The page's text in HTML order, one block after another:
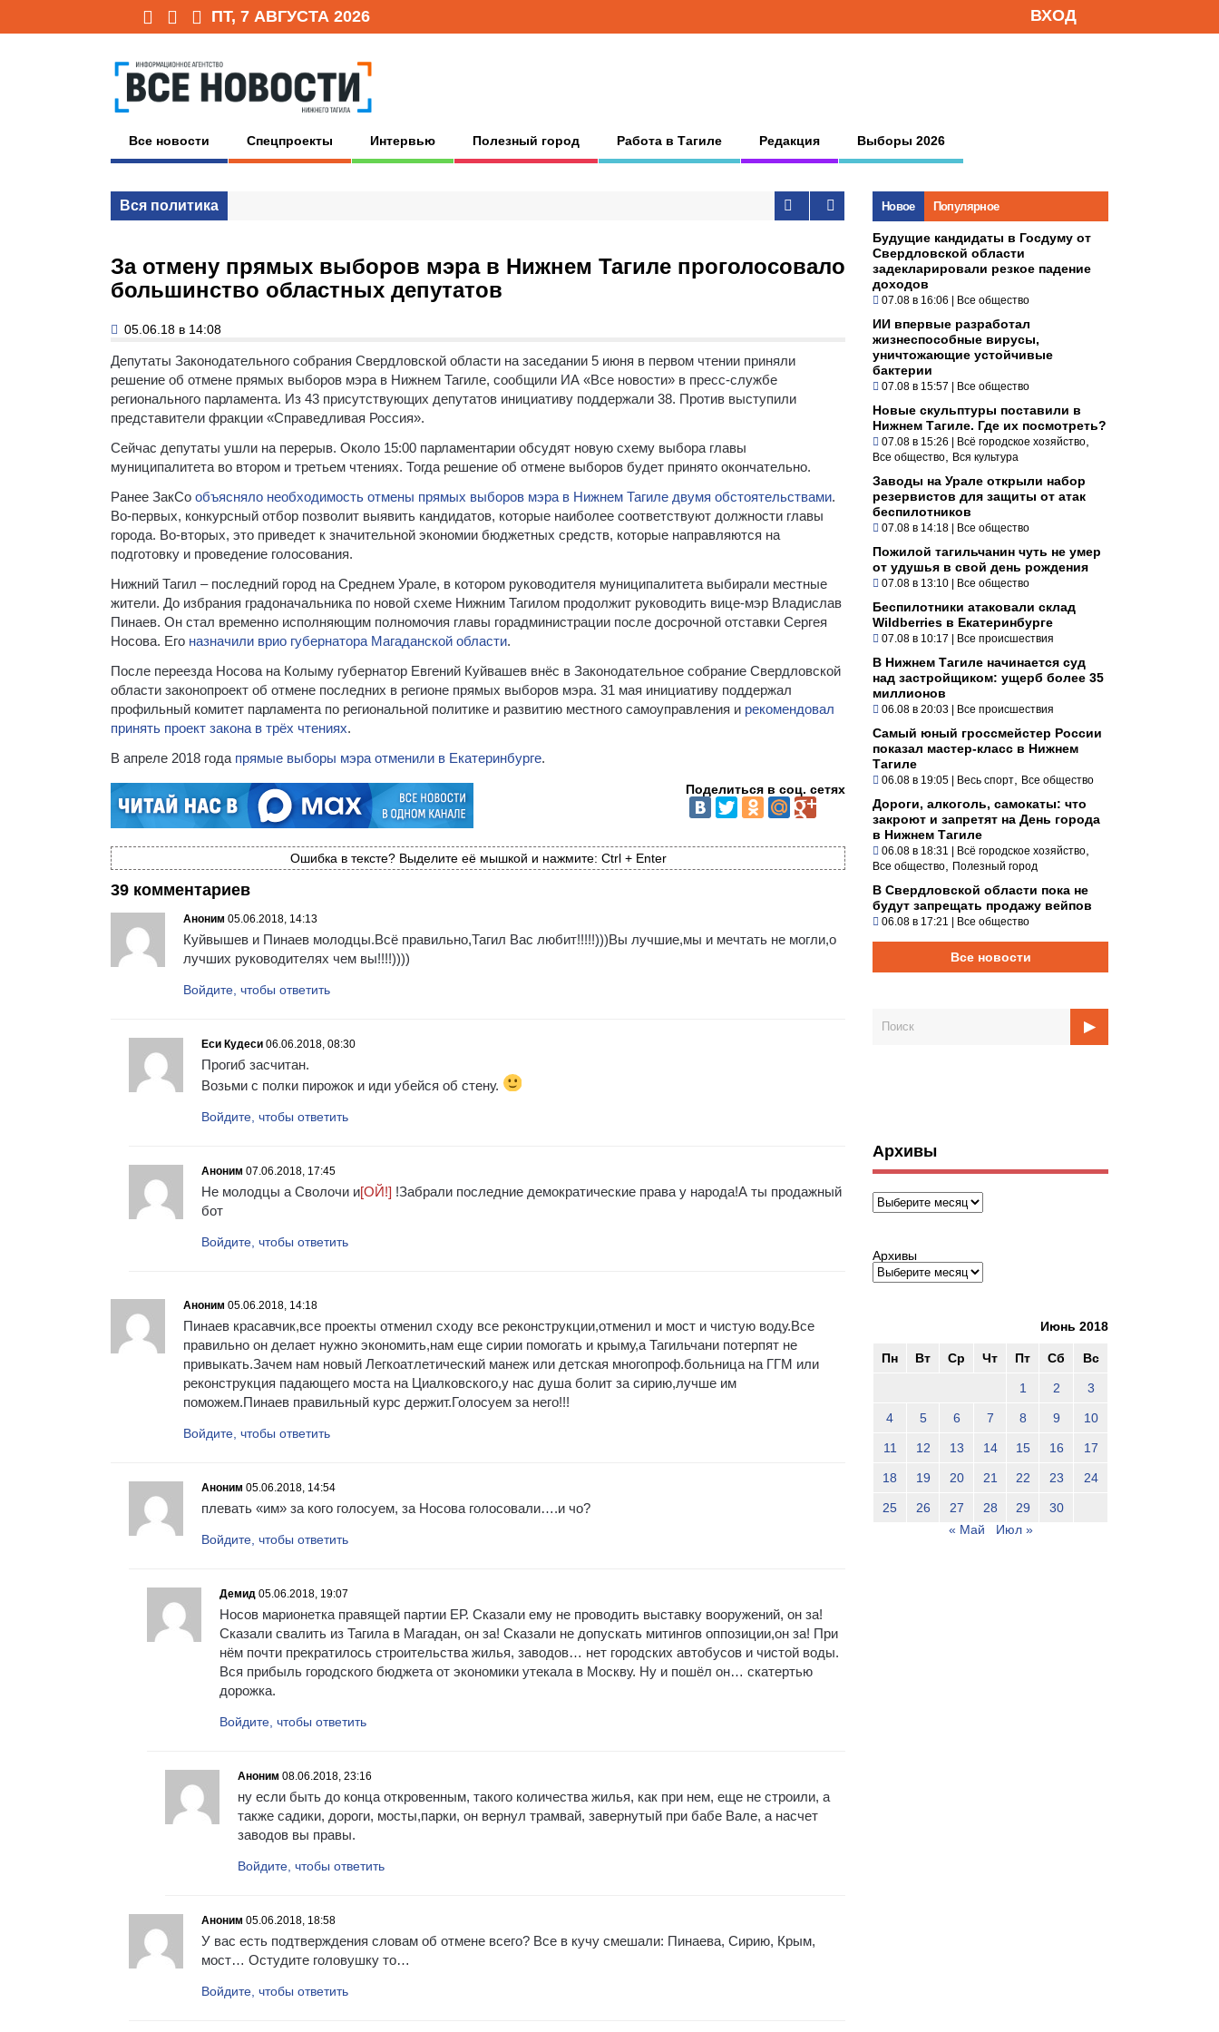
ПТ, 7 АВГУСТА 2026 ВХОД
Все новости Спецпроекты Интервью Полезный город Работа в Тагиле Редакция Выборы 2026
Вся политика
За отмену прямых выборов мэра в Нижнем Тагиле проголосовало
большинство областных депутатов
05.06.18 в 14:08
Депутаты Законодательного собрания Свердловской области на заседании 5 июня в первом чтении приняли
решение об отмене прямых выборов мэра в Нижнем Тагиле, сообщили ИА «Все новости» в пресс-службе
регионального парламента. Из 43 присутствующих депутатов инициативу поддержали 38. Против выступили
представители фракции «Справедливая Россия».
Сейчас депутаты ушли на перерыв. Около 15:00 парламентарии обсудят новую схему выбора главы
муниципалитета во втором и третьем чтениях. Тогда решение об отмене выборов будет принято окончательно.
Ранее ЗакСо объясняло необходимость отмены прямых выборов мэра в Нижнем Тагиле двумя обстоятельствами.
Во-первых, конкурсный отбор позволит выявить кандидатов, которые наиболее соответствуют должности главы
города. Во-вторых, это приведет к значительной экономии бюджетных средств, которые направляются на
подготовку и проведение голосования.
Нижний Тагил – последний город на Среднем Урале, в котором руководителя муниципалитета выбирали местные
жители. До избрания градоначальника по новой схеме Нижним Тагилом продолжит руководить вице-мэр Владислав
Пинаев. Он стал временно исполняющим полномочия главы горадминистрации после досрочной отставки Сергея
Носова. Его назначили врио губернатора Магаданской области.
После переезда Носова на Колыму губернатор Евгений Куйвашев внёс в Законодательное собрание Свердловской
области законопроект об отмене последних в регионе прямых выборов мэра. 31 мая инициативу поддержал
профильный комитет парламента по региональной политике и развитию местного самоуправления и рекомендовал
принять проект закона в трёх чтениях.
В апреле 2018 года прямые выборы мэра отменили в Екатеринбурге.
Поделиться в соц. сетях
Ошибка в тексте? Выделите её мышкой и нажмите: Ctrl + Enter
39 комментариев
Аноним 05.06.2018, 14:13
Куйвышев и Пинаев молодцы.Всё правильно,Тагил Вас любит!!!!!)))Вы лучшие,мы и мечтать не могли,о
лучших руководителях чем вы!!!!))))
Войдите, чтобы ответить
Еси Кудеси 06.06.2018, 08:30
Прогиб засчитан.
Возьми с полки пирожок и иди убейся об стену.
Войдите, чтобы ответить
Аноним 07.06.2018, 17:45
Не молодцы а Сволочи и[ОЙ!] !Забрали последние демократические права у народа!А ты продажный
бот
Войдите, чтобы ответить
Аноним 05.06.2018, 14:18
Пинаев красавчик,все проекты отменил сходу все реконструкции,отменил и мост и чистую воду.Все
правильно он делает нужно экономить,нам еще сирии помогать и крыму,а Тагильчани потерпят не
привыкать.Зачем нам новый Легкоатлетический манеж или детская многопроф.больница на ГГМ или
реконструкция падающего моста на Циалковского,у нас душа болит за сирию,лучше им
поможем.Пинаев правильный курс держит.Голосуем за него!!!
Войдите, чтобы ответить
Аноним 05.06.2018, 14:54
плевать «им» за кого голосуем, за Носова голосовали….и чо?
Войдите, чтобы ответить
Демид 05.06.2018, 19:07
Носов марионетка правящей партии ЕР. Сказали ему не проводить выставку вооружений, он за!
Сказали свалить из Тагила в Магадан, он за! Сказали не допускать митингов оппозиции,он за! При
нём почти прекратилось строительства жилья, заводов… нет городских автобусов и чистой воды.
Вся прибыль городского бюджета от экономики утекала в Москву. Ну и пошёл он… скатертью
дорожка.
Войдите, чтобы ответить
Аноним 08.06.2018, 23:16
ну если быть до конца откровенным, такого количества жилья, как при нем, еще не строили, а
также садики, дороги, мосты,парки, он вернул трамвай, завернутый при бабе Вале, а насчет
заводов вы правы.
Войдите, чтобы ответить
Аноним 05.06.2018, 18:58
У вас есть подтверждения словам об отмене всего? Все в кучу смешали: Пинаева, Сирию, Крым,
мост… Остудите головушку то…
Войдите, чтобы ответить
Новое Популярное
Будущие кандидаты в Госдуму от
Свердловской области
задекларировали резкое падение
доходов
07.08 в 16:06 | Все общество
ИИ впервые разработал
жизнеспособные вирусы,
уничтожающие устойчивые
бактерии
07.08 в 15:57 | Все общество
Новые скульптуры поставили в
Нижнем Тагиле. Где их посмотреть?
07.08 в 15:26 | Всё городское хозяйство
Все общество Вся культура
Заводы на Урале открыли набор
резервистов для защиты от атак
беспилотников
07.08 в 14:18 | Все общество
Пожилой тагильчанин чуть не умер
от удушья в свой день рождения
07.08 в 13:10 | Все общество
Беспилотники атаковали склад
Wildberries в Екатеринбурге
07.08 в 10:17 | Все происшествия
В Нижнем Тагиле начинается суд
над застройщиком: ущерб более 35
миллионов
06.08 в 20:03 | Все происшествия
Самый юный гроссмейстер России
показал мастер-класс в Нижнем
Тагиле
06.08 в 19:05 | Весь спорт Все общество
Дороги, алкоголь, самокаты: что
закроют и запретят на День города
в Нижнем Тагиле
06.08 в 18:31 | Всё городское хозяйство
Все общество Полезный город
В Свердловской области пока не
будут запрещать продажу вейпов
06.08 в 17:21 | Все общество
Все новости
Архивы
Архивы
Архивы
Июнь 2018
Пн Вт Ср Чт Пт Сб Вс
1 2 3
4 5 6 7 8 9 10
11 12 13 14 15 16 17
18 19 20 21 22 23 24
25 26 27 28 29
30
« Май
Июл »